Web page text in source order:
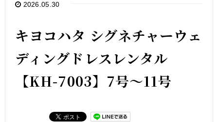
2026.05.30
キヨコハタ シグネチャーウェ
ディングドレスレンタル
【KH-7003】7号～11号